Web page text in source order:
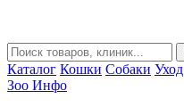
Каталог Кошки Собаки Уход
Зоо Инфо